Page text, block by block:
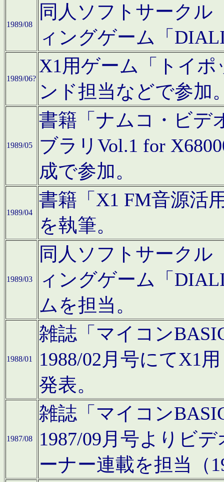
1989/08
同人ソフトサークル
ィングゲーム「
1989/06?
X1用ゲーム「トイ
ンド担当などで参加
1989/05
書籍「ナムコ・ビデ
ブラリVol.1 for
成で参加。
1989/04
書籍「X1 FM音源活
を執筆。
1989/03
同人ソフトサークル
ィングゲーム「
ムを担当。
1988/01
雑誌「マイコン
1988/02月号にてX1
発表。
1987/08
雑誌「マイコン
1987/09月号よりビ
ーナー連載を担当（